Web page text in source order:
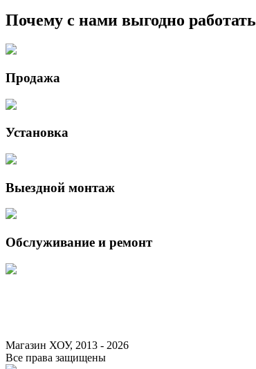
Почему с нами выгодно работать
Продажа
Установка
Выездной монтаж
Обслуживание и ремонт
Магазин ХОУ, 2013 - 2026
Все права защищены